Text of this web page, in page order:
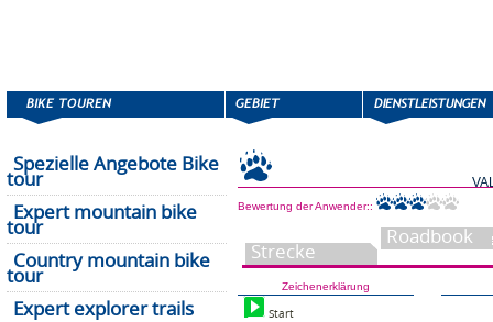
Spezielle Angebote Bike
tour
Expert mountain bike
tour
Country mountain bike
tour
Expert explorer trails
Bewertung der Anwender::
Strecke
Roadbook
Zeichenerklärung
Start